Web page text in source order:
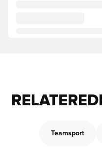
Teamsport